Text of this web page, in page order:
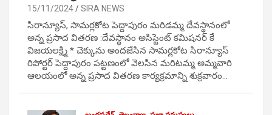
15/11/2024 SIRA NEWS
సిరాన్యూస్, సామర్లకోట పెద్దాపురం మరిడమ్మ దేవస్థానంలో
అన్న ప్రసాద వితరణ :దేవస్థానం అసిస్టెంట్ కమిషనర్ కే
విజయలక్ష్మి * చెక్కును అందజేసిన సామర్లకోట సిరాన్యూస్
రిపోర్టర్ పెద్దాపురం పట్టణంలో వెలసిన మరిటమ్మ అమ్మవారి
ఆలయంలో అన్న ప్రసాద వితరణ కార్యక్రమాన్ని శుక్రవారం…